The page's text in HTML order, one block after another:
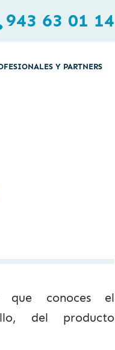
943 63 01 14
Y PARTNERS
que conoces el
del producto